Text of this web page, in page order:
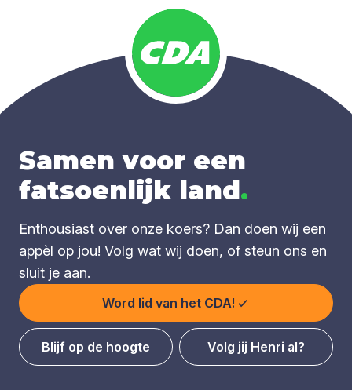
Samen voor een
fatsoenlijk land.
Enthousiast over onze koers? Dan doen wij een
appèl op jou! Volg wat wij doen, of steun ons en
sluit je aan.
Word lid van het CDA!
Blijf op de hoogte Volg jij Henri al?